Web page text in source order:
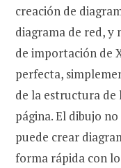
creación de
diagrama de red, y
de importación de
perfecta,
de la estructura de
página. El dibujo
puede crear
forma rápida con